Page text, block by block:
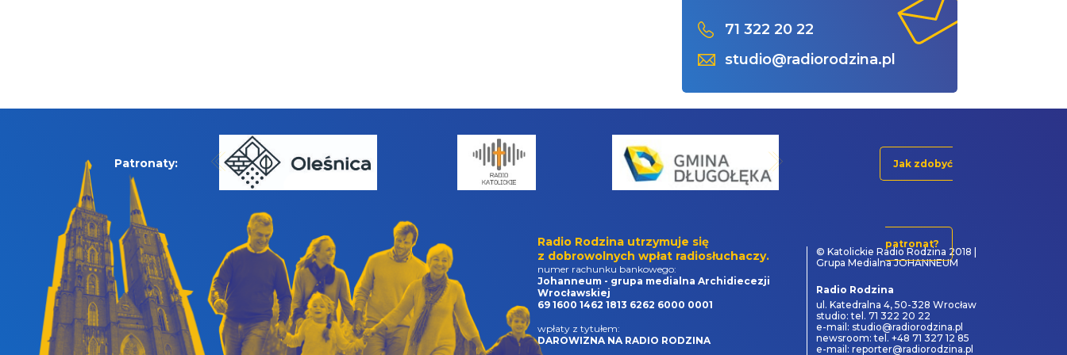
71 322 20 22
studio@radiorodzina.pl
Patronaty: Jak zdobyć
patronat?
Radio Rodzina utrzymuje się
z dobrowolnych wpłat radiosłuchaczy.
numer rachunku bankowego:
Johanneum - grupa medialna Archidiecezji
Wrocławskiej
69 1600 1462 1813 6262 6000 0001
wpłaty z tytułem:
DAROWIZNA NA RADIO RODZINA
© Katolickie Radio Rodzina 2018 |
Grupa Medialna JOHANNEUM
Radio Rodzina
ul. Katedralna 4, 50-328 Wrocław
studio: tel. 71 322 20 22
e-mail: studio@radiorodzina.pl
newsroom: tel. +48 71 327 12 85
e-mail: reporter@radiorodzina.pl